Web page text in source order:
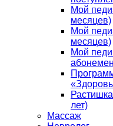
Мой
месяцев)
Мой
месяцев)
Мой
лет)
Массаж